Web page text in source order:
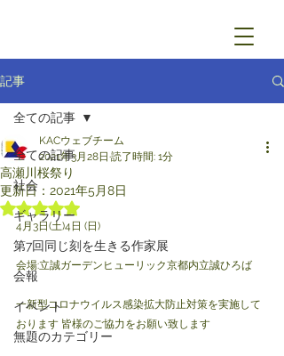
記事
全ての記事
社会
ギャラリー
第7回同じ刻を生きる作家展
会報
イベント
無題のカテゴリー
全ての記事
高瀬川桜祭り
KACウェブチーム
2021年3月28日 読了時間: 1分
更新日： 2021年5月8日
5つ星のうちNaNと評価されています。
4月3日(土)4日 (日)
会場:立誠ガーデンヒューリック京都内立誠ひろば
一新型コロナウイルス感染拡大防止対策を実施して
おります 皆様のご協力をお願い致します